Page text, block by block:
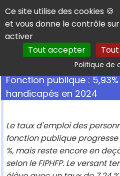
Panneau de gestion des cookies
Ce site utilise des cookies 🍪
et vous donne le contrôle
activer
Tout accepter
Politique de
Fonction publique :
handicapés en 2024
Le taux d'emploi des
fonction publique
%, mais reste encore en
selon le FIPHFP. Le versant